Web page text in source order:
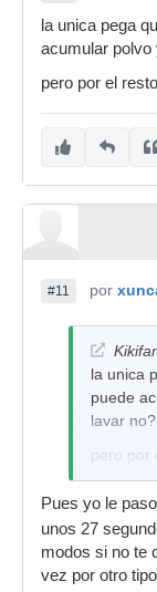
la unica pega
acumular polvo
pero por el
#11 por
la unica
puede
lavar no?
pero por
Pues yo le
unos 27
modos si no te
vez por otro